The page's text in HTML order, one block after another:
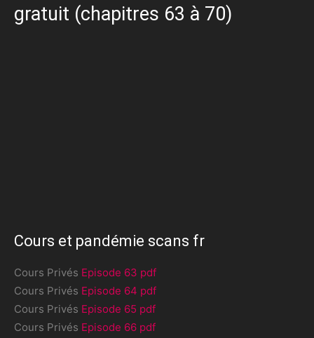
gratuit (chapitres 63 à 70)
Cours et pandémie scans fr
Cours Privés Episode 63 pdf
Cours Privés Episode 64 pdf
Cours Privés Episode 65 pdf
Cours Privés Episode 66 pdf